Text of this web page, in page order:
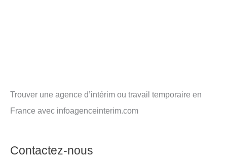
Trouver une agence d’intérim ou travail temporaire en
France avec infoagenceinterim.com
Contactez-nous